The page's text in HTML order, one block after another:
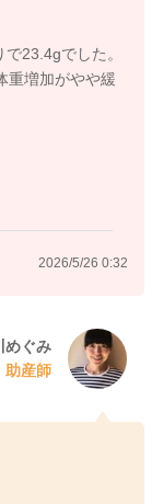
23.4gでした。
重増加がやや緩
2026/5/26 0:32
めぐみ
助産師